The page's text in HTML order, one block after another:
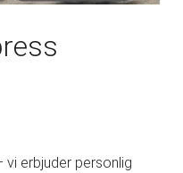
erbjuder personlig